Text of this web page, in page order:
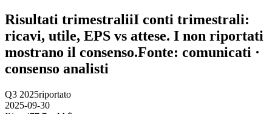
Risultati trimestraliiI conti trimestrali:
ricavi, utile, EPS vs attese. I non riportati
mostrano il consenso.Fonte: comunicati ·
consenso analisti
Q3 2025riportato
2025-09-30